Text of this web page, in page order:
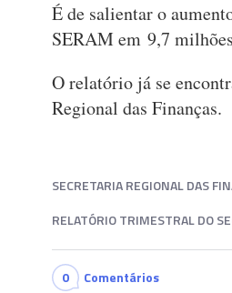
É de salientar o
SERAM em 9,7
O relatório já se
Regional das Finanças.
SECRETARIA REGIONAL DAS
RELATÓRIO TRIMESTRAL DO
0 Comentários